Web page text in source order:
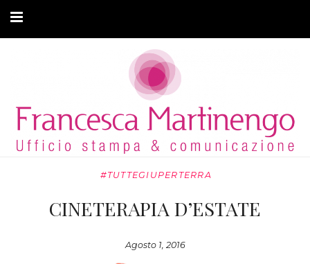
ARTICOLI
MODA ADATTIVA
PRIVACY
#TUTTEGIUPERTERRA
CINETERAPIA D’ESTATE
Agosto 1, 2016